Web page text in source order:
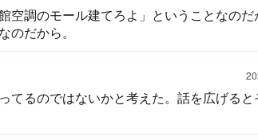
空調のモール建てろよ」ということなの
のだから。
てるのではないかと考えた。話を広げる